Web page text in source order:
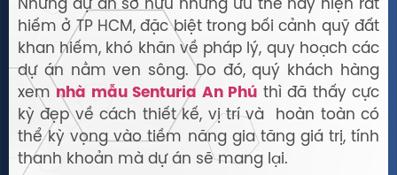
Những dự án sở hữu những ưu thế này hiện rất
hiếm ở TP HCM, đặc biệt trong bối cảnh quỹ đất
khan hiếm, khó khăn về pháp lý, quy hoạch các
dự án nằm ven sông. Do đó, quý khách hàng
xemnhà mẫu Senturia An Phú thì đã thấy cực
kỳ đẹp về cách thiết kế, vị trí và hoàn toàn có
thể kỳ vọng vào tiềm năng gia tăng giá trị, tính
thanh khoản mà dự án sẽ mang lại.